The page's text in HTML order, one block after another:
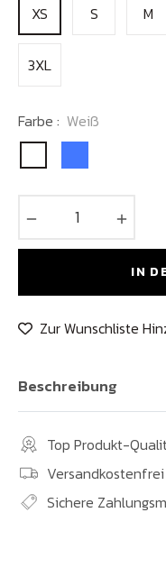
XS
S M
3XL
Farbe : Weiß
IN
Zur Wunschliste
Beschreibung
Top Produkt-
Sichere